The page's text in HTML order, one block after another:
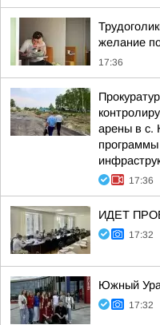
желание
17:36
арены в с.
программы
17:36
ИДЕТ
17:32
Южный
17:32